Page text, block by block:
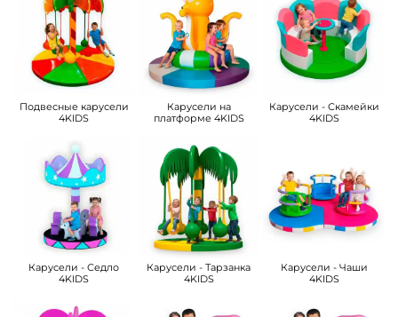
Подвесные карусели
4KIDS
Карусели на
платформе 4KIDS
Карусели - Скамейки
4KIDS
Карусели - Седло
4KIDS
Карусели - Тарзанка
4KIDS
Карусели - Чаши
4KIDS